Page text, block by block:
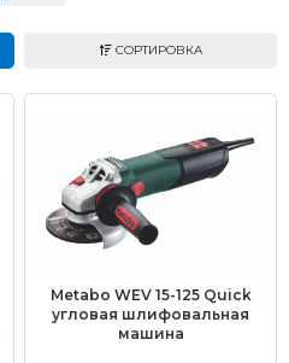
СОРТИРОВКА
Metabo WEV 15-125 Quick
угловая шлифовальная
машина